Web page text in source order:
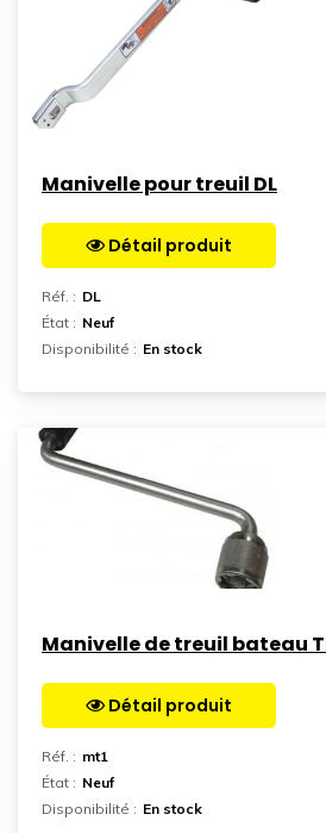
Manivelle pour treuil DL
Détail produit
Réf. : DL
État : Neuf
Disponibilité : En stock
Manivelle de treuil bateau
Détail produit
Aller sur la page
Réf. : mt1
État : Neuf
Disponibilité : En stock